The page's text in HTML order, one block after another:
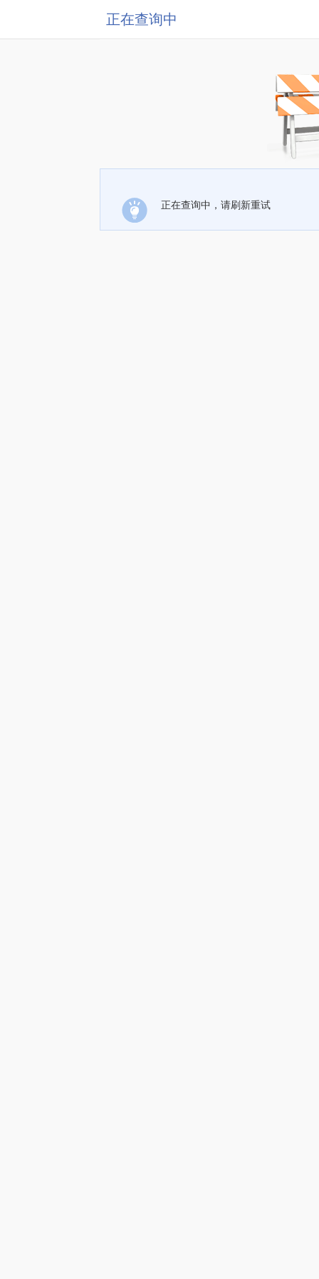
正在查询中
正在查询中，请刷新重试